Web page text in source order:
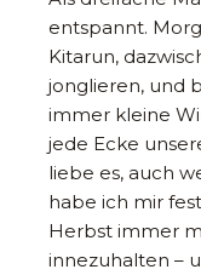
entspannt.
Kitarun,
jonglieren, und
immer kleine
jede Ecke
liebe es, auch
habe ich mir
Herbst immer
innezuhalten –